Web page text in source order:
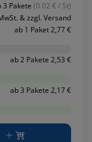
Pakete (0.02 € / St)
& zzgl. Versand
ab 1 Paket 2,77 €
ab 2 Pakete 2,53 €
ab 3 Pakete 2,17 €